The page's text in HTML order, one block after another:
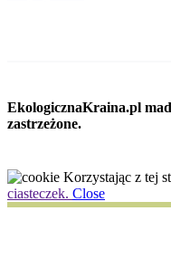
EkologicznaKraina.pl
zastrzeżone.
Korzystając z tej
ciasteczek. Close